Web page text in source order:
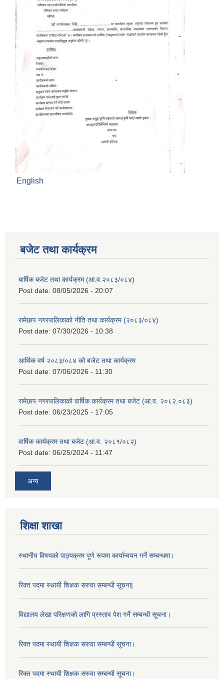
English
बजेट तथा कार्यक्रम
बार्षिक बजेट तथा कार्यक्रम (आ.व.२०८३/०८४)
Post date: 08/05/2026 - 20:07
रामेछाप नगरपालिकाको नीति तथा कार्यक्रम (२०८३/०८४)
Post date: 07/30/2026 - 10:38
आर्थिक वर्ष २०८३/०८४ को बजेट तथा कार्यक्रम
Post date: 07/06/2026 - 11:30
रामेछाप नगरपालिकाको वार्षिक कार्यक्रम तथा बजेट (आ.व. २०८२.०८३)
Post date: 06/23/2025 - 17:05
वार्षिक कार्यक्रम तथा बजेट (आ.व. २०८१/०८२)
Post date: 06/25/2024 - 11:47
अन्य
शिक्षा शाखा
स्थानीय विषयको पाठ्यक्रम पूर्ण रूपमा कार्यान्वयन गर्ने सम्बन्धमा।
रिक्त पदमा स्थायी शिक्षक सरुवा सम्बन्धी सूचना|
विद्यालय लेखा परिक्षणको लागि प्रस्ताव पेश गर्ने सम्बन्धी सूचना।
रिक्त पदमा स्थायी शिक्षक सरुवा सम्बन्धी सूचना।
रिक्त पदमा स्थायी शिक्षक सरुवा सम्बन्धी सूचना।